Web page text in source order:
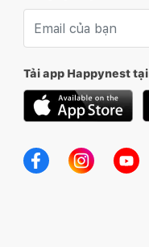
Tải app Happynest tại